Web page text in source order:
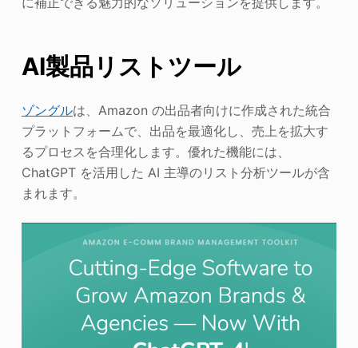
AI製品リストツール
ゾングルは、Amazon の出品者向けに作成された統合
プラットフォームで、出品を最適化し、売上を拡大す
るプロセスを合理化します。優れた機能には、
ChatGPT を活用した AI 主導のリスト分析ツールが含
まれます。